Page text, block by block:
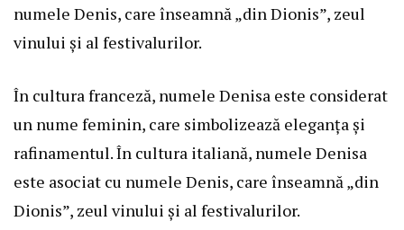
numele Denis, care înseamnă „din Dionis”, zeul
vinului și al festivalurilor.
În cultura franceză, numele Denisa este considerat
un nume feminin, care simbolizează eleganța și
rafinamentul. În cultura italiană, numele Denisa
este asociat cu numele Denis, care înseamnă „din
Dionis”, zeul vinului și al festivalurilor.